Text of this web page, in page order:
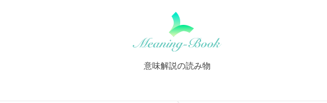
意味解説の読み物